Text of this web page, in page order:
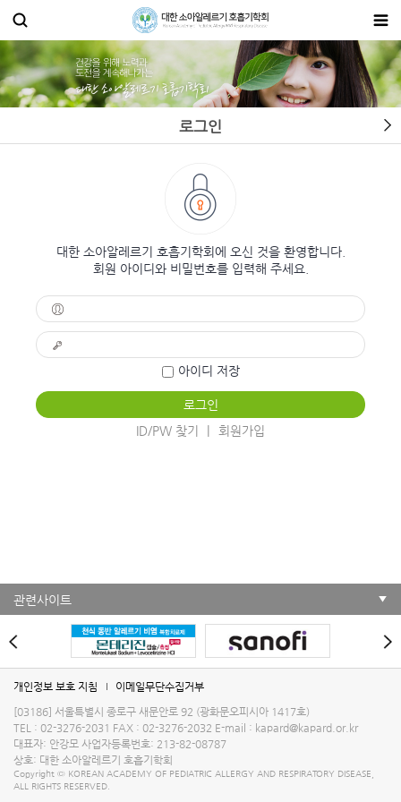
로그인
대한 소아알레르기 호흡기학회에 오신 것을 환영합니다.
회원 아이디와 비밀번호를 입력해 주세요.
아이디 저장
ID/PW 찾기 회원가입
관련사이트
개인정보 보호 지침
이메일무단수집거부
[03186] 서울특별시 종로구 새문안로 92 (광화문오피시아 1417호)
TEL : 02-3276-2031 FAX : 02-3276-2032 E-mail : kapard@kapard.or.kr
대표자: 안강모 사업자등록번호: 213-82-08787
상호: 대한 소아알레르기 호흡기학회
Copyright © KOREAN ACADEMY OF PEDIATRIC ALLERGY AND RESPIRATORY DISEASE,
ALL RIGHTS RESERVED.